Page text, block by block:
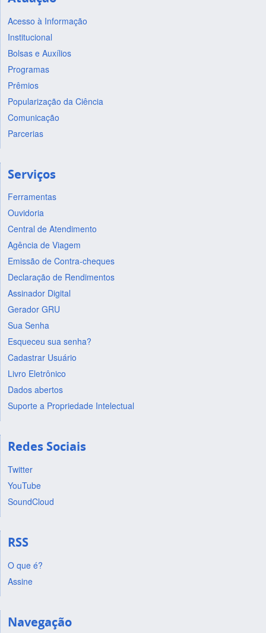
Acesso à Informação
Institucional
Bolsas e Auxílios
Programas
Prêmios
Popularização da Ciência
Comunicação
Parcerias
Serviços
Ferramentas
Ouvidoria
Central de Atendimento
Agência de Viagem
Emissão de Contra-cheques
Declaração de Rendimentos
Assinador Digital
Gerador GRU
Sua Senha
Esqueceu sua senha?
Cadastrar Usuário
Livro Eletrônico
Dados abertos
Suporte a Propriedade Intelectual
Redes Sociais
Twitter
YouTube
SoundCloud
RSS
O que é?
Assine
Navegação